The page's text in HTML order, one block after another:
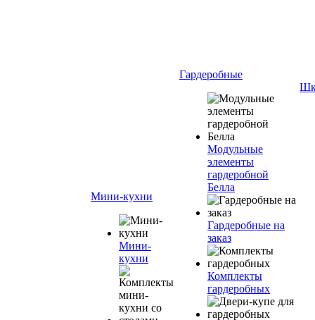
Мини-кухни
Мини-
кухни
Гардеробные
Модульные
элементы
гардеробной
Белла
Гардеробные на
заказ
Комплекты
гардеробных